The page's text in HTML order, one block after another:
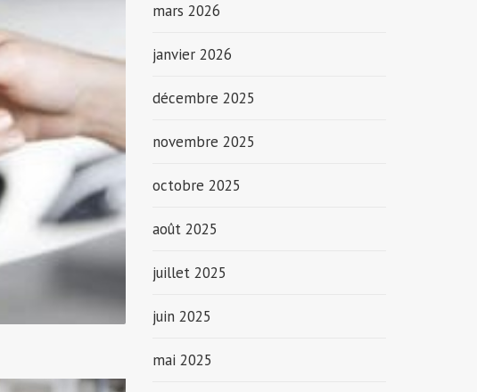
mars 2026
janvier 2026
décembre 2025
novembre 2025
octobre 2025
août 2025
juillet 2025
juin 2025
mai 2025